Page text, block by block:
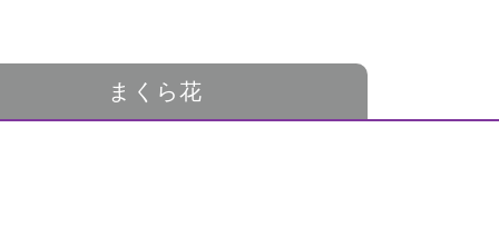
まくら花